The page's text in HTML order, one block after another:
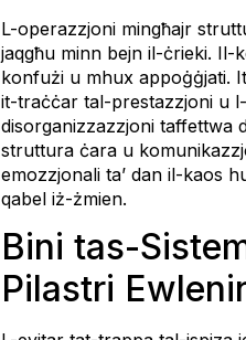
L-operazzjoni mingħajr
jaqgħu minn bejn il-ċrieki. Il-
konfużi u mhux appoġġjati.
it-traċċar tal-prestazzjoni u
disorganizzazzjoni taffettwa
struttura ċara u
emozzjonali ta’ dan il-kaos
qabel iż-żmien.
Bini tas-
Pilastri